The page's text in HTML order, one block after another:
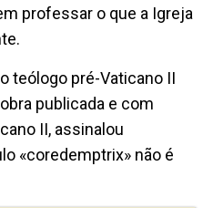
professar o que a Igreja
teólogo pré-Vaticano II
publicada e com
II, assinalou
«coredemptrix» não é